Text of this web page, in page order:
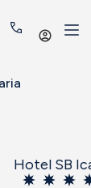
Se
Hotel SB